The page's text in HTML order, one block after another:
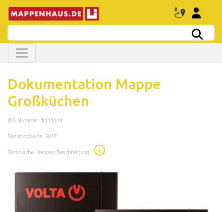
Dokumentation Mappe
Großküchen
IDS Nummer: #111014
Basisprodukte: 5017
Technische Mappen Beschreibung
i